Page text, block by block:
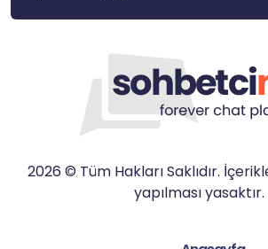
2026 © Tüm Hakları Saklıdır.
yapılması yasaktır.